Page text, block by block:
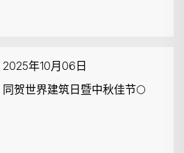
2025年10月06日
同贺世界建筑日暨中秋佳节🌕